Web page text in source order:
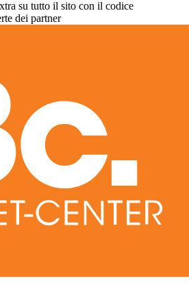
su tutto il sito con il codice
dei partner